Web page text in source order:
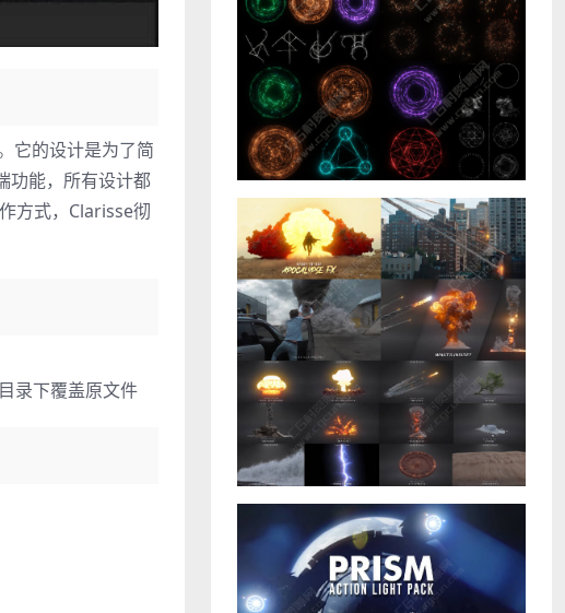
它的设计是为了简
功能，所有设计都
方式，Clarisse彻
录下覆盖原文件